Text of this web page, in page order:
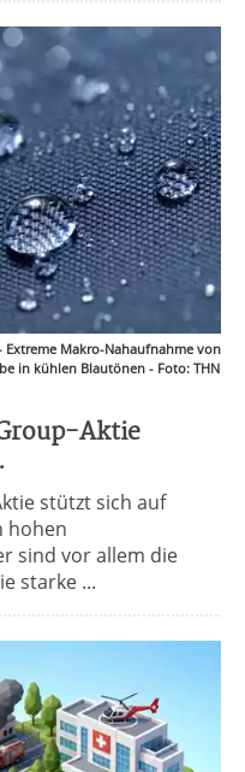
Extreme Makro-Nahaufnahme von
in kühlen Blautönen - Foto: THN
Aktie
stützt sich auf
hohen
sind vor allem die
starke ...